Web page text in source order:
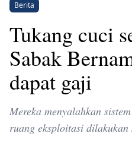
Berita
Tukang cuci
Sabak
dapat gaji
Mereka menyalahkan
ruang eksploitasi dilakukan